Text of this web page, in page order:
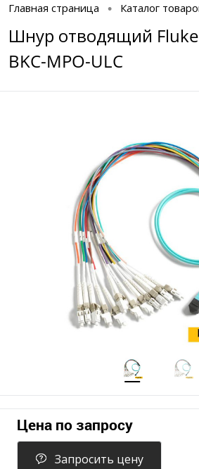
Главная страница • Каталог
Шнур отводящий
BKC-MPO-ULC
Цена по запросу
Запросить цену